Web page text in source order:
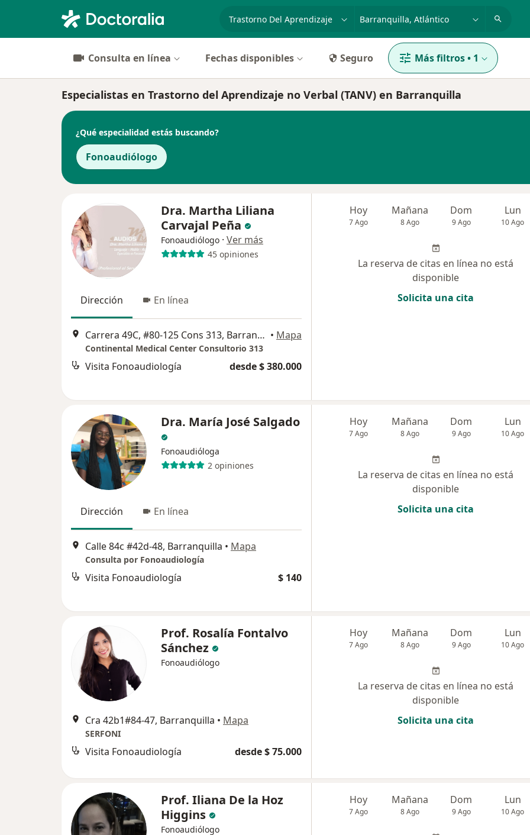
Consulta en línea Fechas disponibles Seguro Más filtros• 1
Especialistas en Trastorno del Aprendizaje no Verbal (TANV) en Barranquilla
¿Qué especialidad estás buscando?
Fonoaudiólogo
Dra. Martha Liliana
Carvajal Peña
Fonoaudiólogo · Ver más
45 opiniones
Dirección En línea
Carrera 49C, #80-125 Cons 313, Barranquilla • Mapa
Continental Medical Center Consultorio 313
Visita Fonoaudiología desde $ 380.000
Hoy
7 Ago
Mañana
8 Ago
Dom
9 Ago
Lun
10 Ago
La reserva de citas en línea no está
disponible
Solicita una cita
Dra. María José Salgado
Fonoaudióloga
2 opiniones
Dirección En línea
Calle 84c #42d-48, Barranquilla • Mapa
Consulta por Fonoaudiología
Visita Fonoaudiología $ 140
Hoy
7 Ago
Mañana
8 Ago
Dom
9 Ago
Lun
10 Ago
La reserva de citas en línea no está
disponible
Solicita una cita
Prof. Rosalía Fontalvo
Sánchez
Fonoaudiólogo
Cra 42b1#84-47, Barranquilla • Mapa
SERFONI
Visita Fonoaudiología desde $ 75.000
Hoy
7 Ago
Mañana
8 Ago
Dom
9 Ago
Lun
10 Ago
La reserva de citas en línea no está
disponible
Solicita una cita
Prof. Iliana De la Hoz
Higgins
Fonoaudiólogo
Hoy
7 Ago
Mañana
8 Ago
Dom
9 Ago
Lun
10 Ago